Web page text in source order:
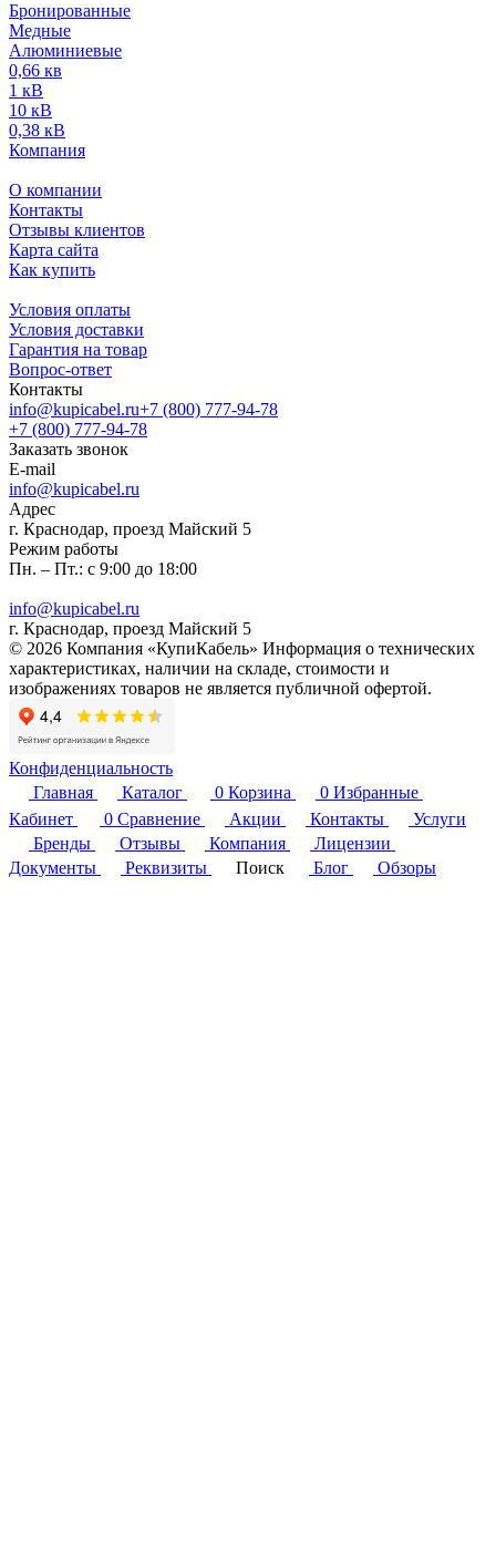
Бронированные
Медные
Алюминиевые
0,66 кв
1 кВ
10 кВ
0,38 кВ
Компания
О компании
Контакты
Отзывы клиентов
Карта сайта
Как купить
Условия оплаты
Условия доставки
Гарантия на товар
Вопрос-ответ
Контакты
info@kupicabel.ru+7 (800) 777-94-78
+7 (800) 777-94-78
Заказать звонок
E-mail
info@kupicabel.ru
Адрес
г. Краснодар, проезд Майский 5
Режим работы
Пн. – Пт.: с 9:00 до 18:00
info@kupicabel.ru
г. Краснодар, проезд Майский 5
© 2026 Компания «КупиКабель» Информация о технических
характеристиках, наличии на складе, стоимости и
изображениях товаров не является публичной офертой.
Конфиденциальность
Главная
Каталог 0 Корзина 0 Избранные
Кабинет
0 Сравнение Акции Контакты
Услуги
Бренды
Отзывы Компания
Лицензии
Документы
Реквизиты Поиск Блог Обзоры